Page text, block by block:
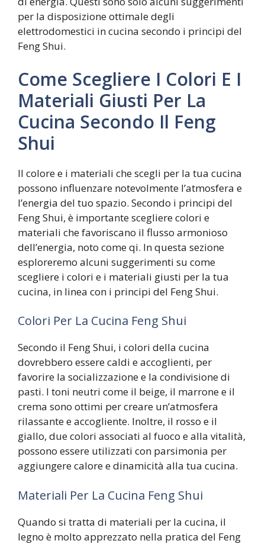
per la disposizione ottimale degli
elettrodomestici in cucina secondo i principi del
Feng Shui.
Come Scegliere I Colori E I
Materiali Giusti Per La
Cucina Secondo Il Feng
Shui
Il colore e i materiali che scegli per la tua cucina
possono influenzare notevolmente l’atmosfera e
l’energia del tuo spazio. Secondo i principi del
Feng Shui, è importante scegliere colori e
materiali che favoriscano il flusso armonioso
dell’energia, noto come qi. In questa sezione
esploreremo alcuni suggerimenti su come
scegliere i colori e i materiali giusti per la tua
cucina, in linea con i principi del Feng Shui.
Colori Per La Cucina Feng Shui
Secondo il Feng Shui, i colori della cucina
dovrebbero essere caldi e accoglienti, per
favorire la socializzazione e la condivisione di
pasti. I toni neutri come il beige, il marrone e il
crema sono ottimi per creare un’atmosfera
rilassante e accogliente. Inoltre, il rosso e il
giallo, due colori associati al fuoco e alla vitalità,
possono essere utilizzati con parsimonia per
aggiungere calore e dinamicità alla tua cucina.
Materiali Per La Cucina Feng Shui
Quando si tratta di materiali per la cucina, il
legno è molto apprezzato nella pratica del Feng